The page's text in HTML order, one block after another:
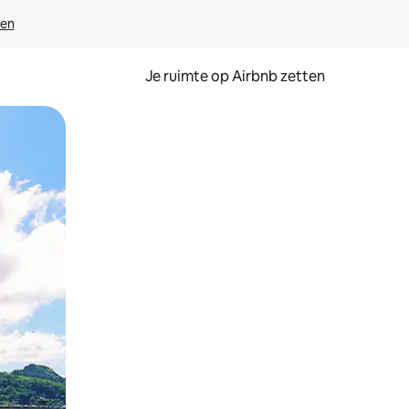
Je ruimte op Airbnb zetten
of swipen.